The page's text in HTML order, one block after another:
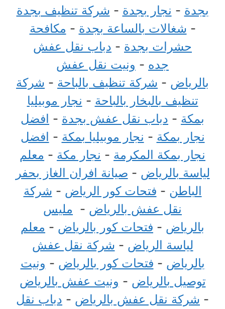
بجدة - نجار بجدة - شركة تنظيف بجدة
- شغالات بالساعة بجدة - مكافحة
حشرات بجدة - دباب نقل عفش
جده - ونيت نقل عفش
بالرياض - شركة تنظيف بالباحة - شركة
تنظيف بالبخار بالباحة - نجار موبيليا
بمكة - دباب نقل عفش بجدة - افضل
نجار بمكة - نجار موبيليا بمكة - افضل
نجار بمكة المكرمة - نجار مكة - معلم
لياسة بالرياض - صيانة افران الغاز بحفر
الباطن - فتحات كور الرياض - شركة
نقل عفش بالرياض - مليس
بالرياض - فتحات كور بالرياض - معلم
لياسة الرياض - شركة نقل عفش
بالرياض - فتحات كور بالرياض - ونيت
توصيل بالرياض - ونيت عفش بالرياض
- شركة نقل عفش بالرياض - دباب نقل